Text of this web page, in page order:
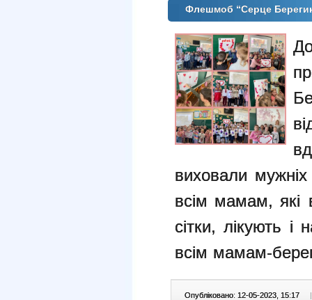
Флешмоб “Серце
виховали мужніх
всім мамам, які
сітки, лікують і
всім мамам-
Опубліковано: 12-05-2023, 15:17 |